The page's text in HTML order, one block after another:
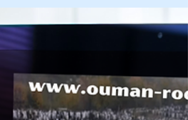
Démystifions les rumeurs ! Notre dernier article
les fausses informations concernant une prétendue
fermeture des frontières à venir.